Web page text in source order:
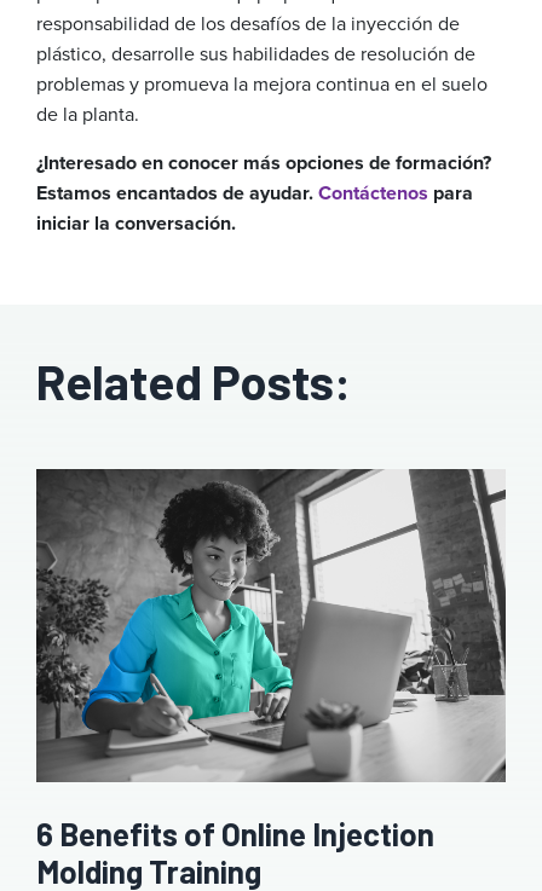
responsabilidad de los desafíos de la inyección de
plástico, desarrolle sus habilidades de resolución de
problemas y promueva la mejora continua en el suelo
de la planta.
¿Interesado en conocer más opciones de formación?
Estamos encantados de ayudar.Contáctenos para
iniciar la conversación.
Related Posts:
6 Benefits of Online Injection
Molding Training